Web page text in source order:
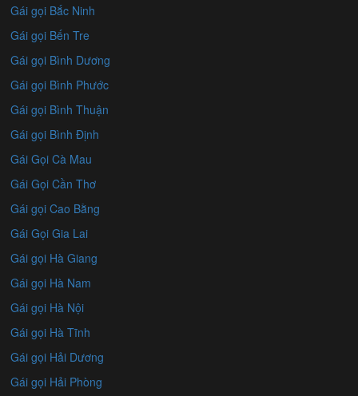
Gái gọi Bắc Ninh
Gái gọi Bến Tre
Gái gọi Bình Dương
Gái gọi Bình Phước
Gái gọi Bình Thuận
Gái gọi Bình Định
Gái Gọi Cà Mau
Gái Gọi Cần Thơ
Gái gọi Cao Bằng
Gái Gọi Gia Lai
Gái gọi Hà Giang
Gái gọi Hà Nam
Gái gọi Hà Nội
Gái gọi Hà Tĩnh
Gái gọi Hải Dương
Gái gọi Hải Phòng